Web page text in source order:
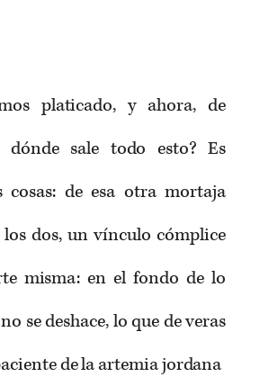
platicado, y ahora, de
dónde sale todo esto? Es
cosas: de esa otra mortaja
los dos, un vínculo cómplice
misma: en el fondo de lo
se deshace, lo que de veras
de la artemia jordana